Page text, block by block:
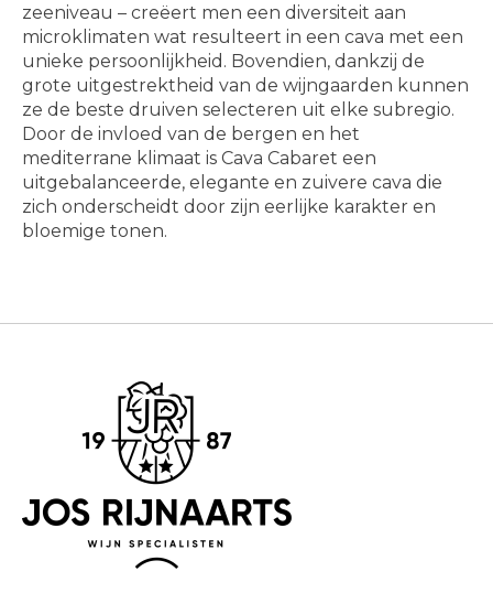
zeeniveau – creëert men een diversiteit aan
microklimaten wat resulteert in een cava met een
unieke persoonlijkheid. Bovendien, dankzij de
grote uitgestrektheid van de wijngaarden kunnen
ze de beste druiven selecteren uit elke subregio.
Door de invloed van de bergen en het
mediterrane klimaat is Cava Cabaret een
uitgebalanceerde, elegante en zuivere cava die
zich onderscheidt door zijn eerlijke karakter en
bloemige tonen.